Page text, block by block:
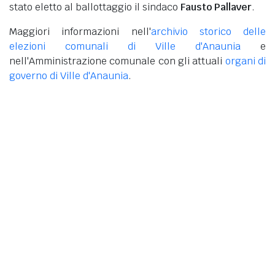
stato eletto al ballottaggio il sindaco Fausto Pallaver.
Maggiori informazioni nell'archivio storico delle
elezioni comunali di Ville d'Anaunia e
nell'Amministrazione comunale con gli attuali organi di
governo di Ville d'Anaunia.